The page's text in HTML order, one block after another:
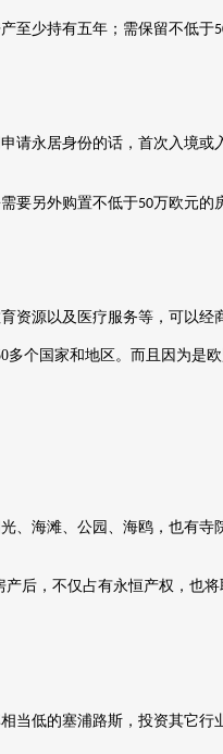
至少持有五年；需保留不低于
请永居身份的话，首次入境或
要另外购置不低于50万欧元的
资源以及医疗服务等，可以经
多个国家和地区。而且因为是
、海滩、公园、海鸥，也有寺
后，不仅占有永恒产权，也
低的塞浦路斯，投资其它